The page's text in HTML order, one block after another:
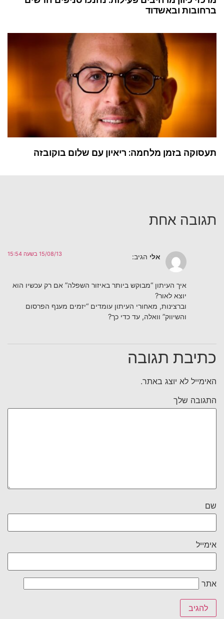
ברחובות ובאשדוד
תעסוקה בזמן מלחמה: ריאיון עם שלום בוקובזה
תגובה אחת
אלי הגיב: 15/08/13 בשעה 15:54
איך העיתון “מבוקש ביותר באיזור השפלה” אם רק עכשיו הוא
יוצא לאור?
וברצינות, מאחורי העיתון עומדים “יזמים מענף הפרסום
והשיווק” וואלה, עד כדי כך?
כתיבת תגובה
האימייל לא יוצג באתר.
התגובה שלך
שם
אימייל
אתר